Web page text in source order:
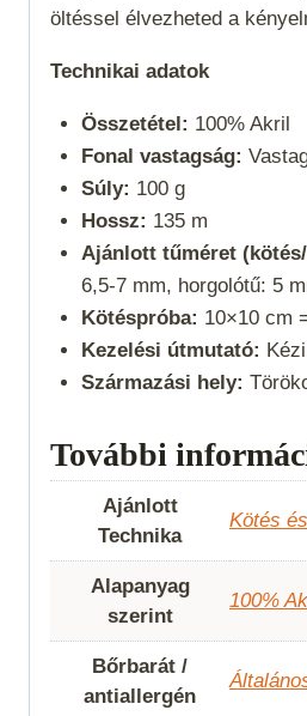
öltéssel élvezheted a
Technikai adatok
Összetétel: 100% Akril
Fonal vastagság:
Súly: 100 g
Hossz: 135 m
Ajánlott tűméret
6,5-7 mm, horgolótű: 5
Kötéspróba: 10×10 cm
Kezelési útmutató:
Származási hely:
További
Ajánlott
Technika
Kötés
Alapanyag
szerint
100%
Bőrbarát /
antiallergén